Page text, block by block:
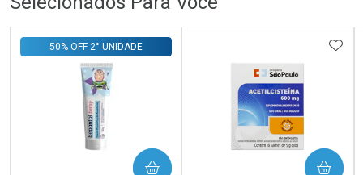
50% OFF 2° UNIDADE
COMPRAR COMPRAR